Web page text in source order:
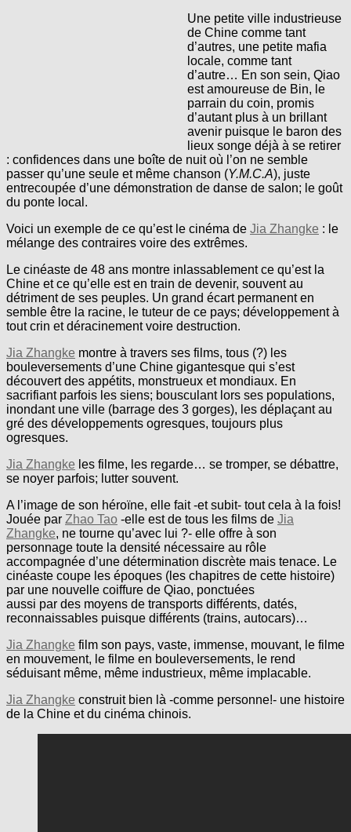
Une petite ville industrieuse
de Chine comme tant
d’autres, une petite mafia
locale, comme tant
d’autre… En son sein, Qiao
est amoureuse de Bin, le
parrain du coin, promis
d’autant plus à un brillant
avenir puisque le baron des
lieux songe déjà à se retirer
: confidences dans une boîte de nuit où l’on ne semble
passer qu’une seule et même chanson (Y.M.C.A), juste
entrecoupée d’une démonstration de danse de salon; le goût
du ponte local.
Voici un exemple de ce qu’est le cinéma de Jia Zhangke : le
mélange des contraires voire des extrêmes.
Le cinéaste de 48 ans montre inlassablement ce qu’est la
Chine et ce qu’elle est en train de devenir, souvent au
détriment de ses peuples. Un grand écart permanent en
semble être la racine, le tuteur de ce pays; développement à
tout crin et déracinement voire destruction.
Jia Zhangke montre à travers ses films, tous (?) les
bouleversements d’une Chine gigantesque qui s’est
découvert des appétits, monstrueux et mondiaux. En
sacrifiant parfois les siens; bousculant lors ses populations,
inondant une ville (barrage des 3 gorges), les déplaçant au
gré des développements ogresques, toujours plus
ogresques.
Jia Zhangke les filme, les regarde… se tromper, se débattre,
se noyer parfois; lutter souvent.
A l’image de son héroïne, elle fait -et subit- tout cela à la fois!
Jouée par Zhao Tao -elle est de tous les films de Jia
Zhangke, ne tourne qu’avec lui ?- elle offre à son
personnage toute la densité nécessaire au rôle
accompagnée d’une détermination discrète mais tenace. Le
cinéaste coupe les époques (les chapitres de cette histoire)
par une nouvelle coiffure de Qiao, ponctuées
aussi par des moyens de transports différents, datés,
reconnaissables puisque différents (trains, autocars)…
Jia Zhangke film son pays, vaste, immense, mouvant, le filme
en mouvement, le filme en bouleversements, le rend
séduisant même, même industrieux, même implacable.
Jia Zhangke construit bien là -comme personne!- une histoire
de la Chine et du cinéma chinois.